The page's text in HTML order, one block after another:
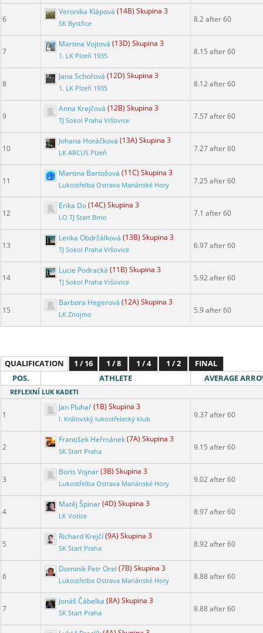
6
Veronika Klápová (14B) Skupina 3
SK Bystřice 8.2 after 60
7
Martina Vojtová (13D) Skupina 3
1. LK Plzeň 1935 8.15 after 60
8
Jana Schořová (12D) Skupina 3
1. LK Plzeň 1935 8.12 after 60
9
Anna Krejčová (12B) Skupina 3
TJ Sokol Praha Vršovice 7.57 after 60
10
Johana Horáčková (13A) Skupina 3
LK ARCUS Plzeň 7.27 after 60
11
Martina Bartošová (11C) Skupina 3
Lukostřelba Ostrava Mariánské Hory 7.25 after 60
12
Erika Do(14C) Skupina 3
LO TJ Start Brno 7.1 after 60
13
Lenka Obdržálková (13B) Skupina 3
TJ Sokol Praha Vršovice 6.97 after 60
14
Lucie Podracká (11B) Skupina 3
TJ Sokol Praha Vršovice 5.92 after 60
15
Barbora Hegerová (12A) Skupina 3
LK Znojmo 5.9 after 60
QUALIFICATION 1 / 16 1 / 8 1 / 4 1 / 2
FINAL
POS.
ATHLETE AVERAGE
REFLEXNÍ LUK KADETI
1
Jan Pluhař(1B) Skupina 3
I. Královský lukostřelecký klub 9.37 after 60
2
František Heřmánek(7A) Skupina 3
SK Start Praha 9.15 after 60
3
Boris Vojnar(3B) Skupina 3
Lukostřelba Ostrava Mariánské Hory 9.02 after 60
4
Matěj Špinar(4D) Skupina 3
LK Votice 8.97 after 60
5
Richard Krejčí(9A) Skupina 3
SK Start Praha 8.92 after 60
6
Dominik Petr Orel (7B) Skupina 3
Lukostřelba Ostrava Mariánské Hory 8.88 after 60
7
Jonáš Čábelka (8A) Skupina 3
SK Start Praha 8.88 after 60